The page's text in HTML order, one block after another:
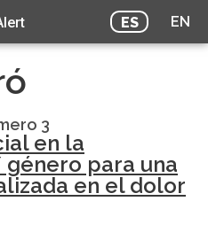
ES EN
3
en la
para una
en el dolor